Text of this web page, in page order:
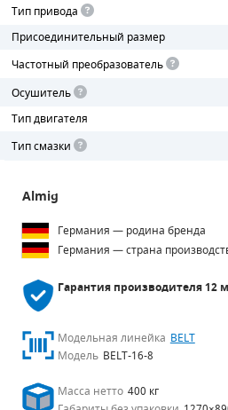
Тип привода
Присоединительный размер
Частотный преобразователь
Осушитель
Тип двигателя
Тип смазки
Almig
Германия — родина бренда
Германия — страна
Гарантия производителя12
Модельная линейка BELT
Модель BELT-16-8
Масса нетто 400 кг
ПОДШИПНИКИ
ПОРШНЕВЫЕ БЛОКИ
ДЕТАЛИ ПОРШНЕВЫХ КОМПРЕССОРОВ
ДЕТАЛИ СПИРАЛЬНЫХ КОМПРЕССОРОВ
ШЛАНГИ ДЛЯ МОТОПОМП
ДЛЯ ВАКУУМНЫХ НАСОСОВ